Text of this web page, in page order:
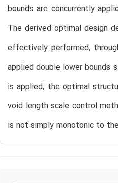
bounds are concurrently
The derived optimal design
effectively performed,
applied double lower bounds
is applied, the optimal
void length scale control
is not simply monotonic to